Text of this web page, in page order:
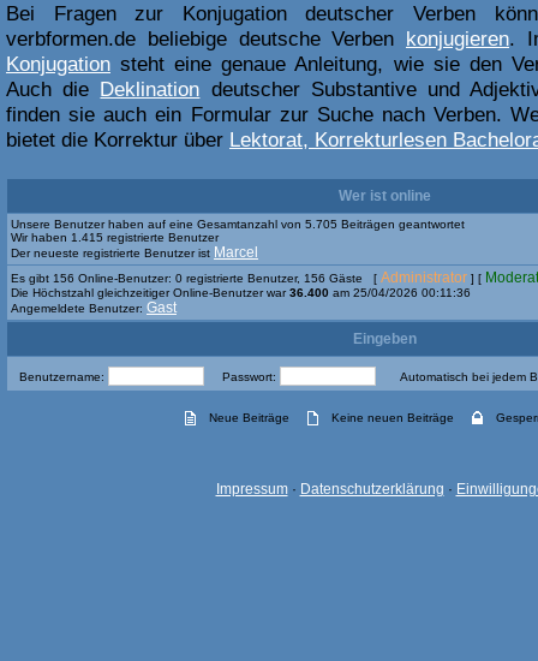
Bei Fragen zur Konjugation deutscher Verben
verbformen.de beliebige deutsche Verben konjugieren.
Konjugation steht eine genaue Anleitung, wie sie den
Auch die Deklination deutscher Substantive und
finden sie auch ein Formular zur Suche nach Verben.
bietet die Korrektur über Lektorat, Korrekturlesen
Wer ist online
Unsere Benutzer haben auf eine Gesamtanzahl von 5.705 Beiträgen geantwortet
Wir haben 1.415 registrierte Benutzer
Der neueste registrierte Benutzer ist Marcel
Es gibt 156 Online-Benutzer: 0 registrierte Benutzer, 156 Gäste [ Administrator ] [
Die Höchstzahl gleichzeitiger Online-Benutzer war36.400 am 25/04/2026 00:11:36
Angemeldete Benutzer: Gast
Eingeben
Benutzername: Passwort: Automatisch bei jedem
Neue Beiträge Keine neuen Beiträge
Impressum· Datenschutzerklärung ·